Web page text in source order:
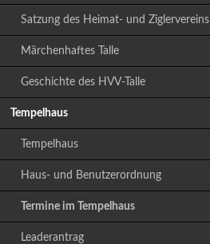
Satzung des Heimat- und Ziglervereins
Märchenhaftes Talle
Geschichte des HVV-Talle
Tempelhaus
Tempelhaus
Haus- und Benutzerordnung
Termine im Tempelhaus
Leaderantrag